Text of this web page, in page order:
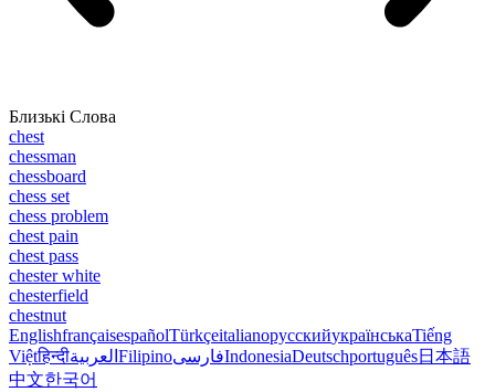
Близькі Слова
chest
chessman
chessboard
chess set
chess problem
chest pain
chest pass
chester white
chesterfield
chestnut
EnglishfrançaisespañolTürkçeitalianoрусскийукраїнськаTiếng
Việtहिन्दीالعربية FilipinoفارسیIndonesiaDeutschportuguês日本語
中文한국어